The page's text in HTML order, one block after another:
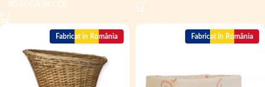
ADAUGĂ ÎN COȘ
Fabricat în România Fabricat în România